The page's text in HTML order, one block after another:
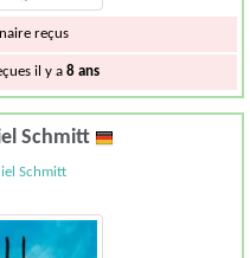
reçus
il y a 8 ans
Schmitt
Schmitt